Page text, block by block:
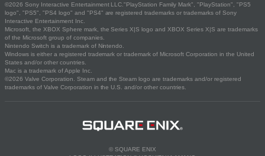
©2026 Sony Interactive Entertainment LLC."PlayStation Family Mark", "PlayStation", "PS5
logo", "PS5", "PS4 logo" and "PS4" are registered trademarks or trademarks of Sony
Interactive Entertainment Inc.
Microsoft, the XBOX Sphere mark, the Series X|S logo and XBOX Series X|S are trademarks
of the Microsoft group of companies.
Nintendo Switch is a trademark of Nintendo.
Windows is either a registered trademark or trademark of Microsoft Corporation in the United
States and/or other countries.
Mac is a trademark of Apple Inc.
©2026 Valve Corporation. Steam and the Steam logo are trademarks and/or registered
trademarks of Valve Corporation in the U.S. and/or other countries.
© SQUARE ENIX